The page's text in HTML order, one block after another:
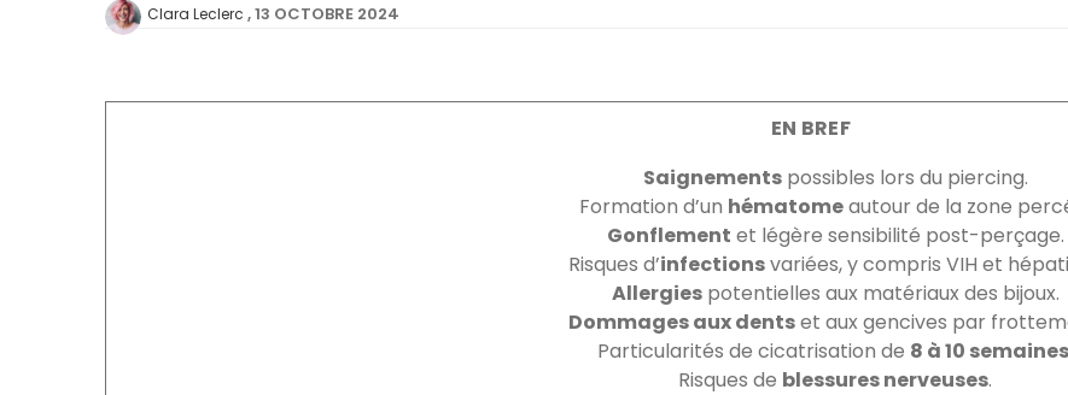
Clara Leclerc 13 OCTOBRE 2024
EN BREF
Saignementspossibles lors du piercing.
Formation d’un hématomeautour de la zone
Gonflement et légère sensibilité post-perçage.
Risques d’infectionsvariées, y compris VIH et
Allergiespotentielles aux matériaux des bijoux.
Dommages aux dentset aux gencives par
Particularités de cicatrisation de 8 à 10 semaines
Risques de blessures nerveuses.